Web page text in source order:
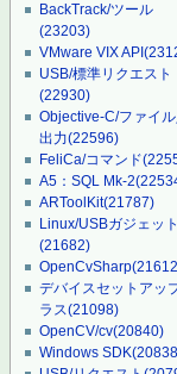
BackTrack/ツール
(23203)
VMware VIX API
USB/標準リクエスト
(22930)
Objective-C/ファイル
出力(22596)
FeliCa/コマンド
A5：SQL Mk-2
ARToolKit(21787)
Linux/USBガジェット
(21682)
OpenCvSharp
デバイスセットアッ
ラス(21098)
OpenCV/cv(20840)
Windows SDK